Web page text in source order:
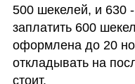
500 шекелей, и 630
заплатить 600
оформлена до 20
откладывать на
стоит.